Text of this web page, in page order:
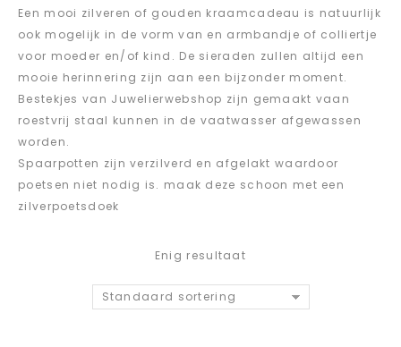
Een mooi zilveren of gouden kraamcadeau is natuurlijk
ook mogelijk in de vorm van en armbandje of colliertje
voor moeder en/of kind. De sieraden zullen altijd een
mooie herinnering zijn aan een bijzonder moment.
Bestekjes van Juwelierwebshop zijn gemaakt vaan
roestvrij staal kunnen in de vaatwasser afgewassen
worden.
Spaarpotten zijn verzilverd en afgelakt waardoor
poetsen niet nodig is. maak deze schoon met een
zilverpoetsdoek
Enig resultaat
Standaard sortering